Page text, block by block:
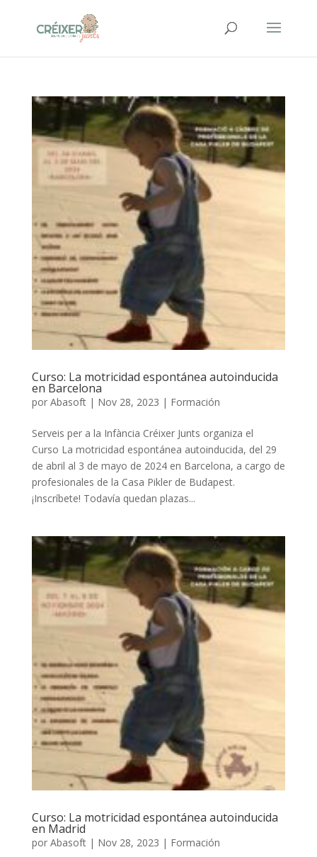
Curso: La motricidad espontánea autoinducida
en Barcelona
por Abasoft| Nov 28, 2023 | Formación
Serveis per a la Infància Créixer Junts organiza el
Curso La motricidad espontánea autoinducida, del 29
de abril al 3 de mayo de 2024 en Barcelona, a cargo de
profesionales de la Casa Pikler de Budapest.
¡Inscríbete! Todavía quedan plazas...
Curso: La motricidad espontánea autoinducida
en Madrid
por Abasoft| Nov 28, 2023 | Formación